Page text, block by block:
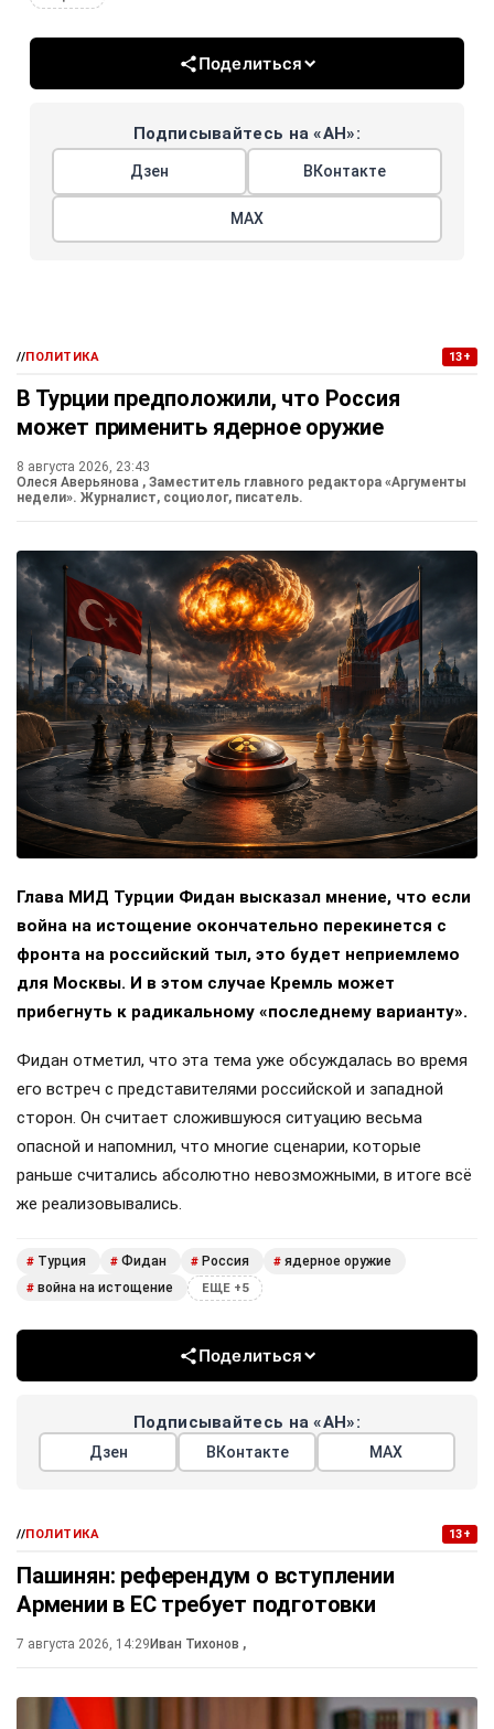
Поделиться
Подписывайтесь на «АН»:
Дзен ВКонтакте
МАХ
//ПОЛИТИКА 13+
В Турции предположили, что Россия
может применить ядерное оружие
8 августа 2026, 23:43
Олеся Аверьянова , Заместитель главного редактора «Аргументы
недели». Журналист, социолог, писатель.
Глава МИД Турции Фидан высказал мнение, что если
война на истощение окончательно перекинется с
фронта на российский тыл, это будет неприемлемо
для Москвы. И в этом случае Кремль может
прибегнуть к радикальному «последнему варианту».
Фидан отметил, что эта тема уже обсуждалась во время
его встреч с представителями российской и западной
сторон. Он считает сложившуюся ситуацию весьма
опасной и напомнил, что многие сценарии, которые
раньше считались абсолютно невозможными, в итоге всё
же реализовывались.
# Турция # Фидан # Россия # ядерное оружие
# война на истощение ЕЩЕ +5
Поделиться
Подписывайтесь на «АН»:
Дзен ВКонтакте МАХ
//ПОЛИТИКА 13+
Пашинян: референдум о вступлении
Армении в ЕС требует подготовки
7 августа 2026, 14:29 Иван Тихонов ,